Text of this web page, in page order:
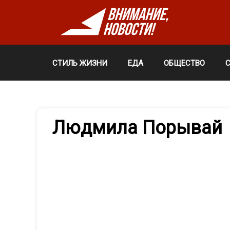
СТИЛЬ ЖИЗНИ ЕДА ОБЩЕСТВО
Людмила Порывай